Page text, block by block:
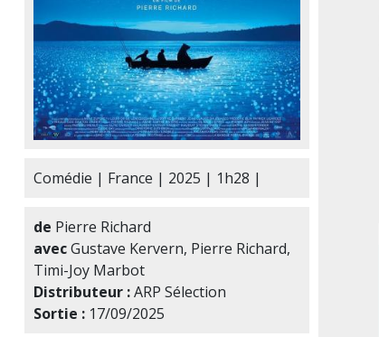
Comédie | France | 2025 | 1h28 |
de Pierre Richard
avecGustave Kervern, Pierre Richard,
Timi-Joy Marbot
Distributeur :ARP Sélection
Sortie : 17/09/2025